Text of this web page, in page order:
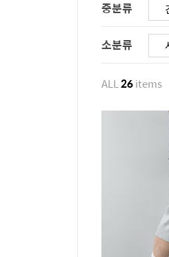
중분류
소분류
ALL26items